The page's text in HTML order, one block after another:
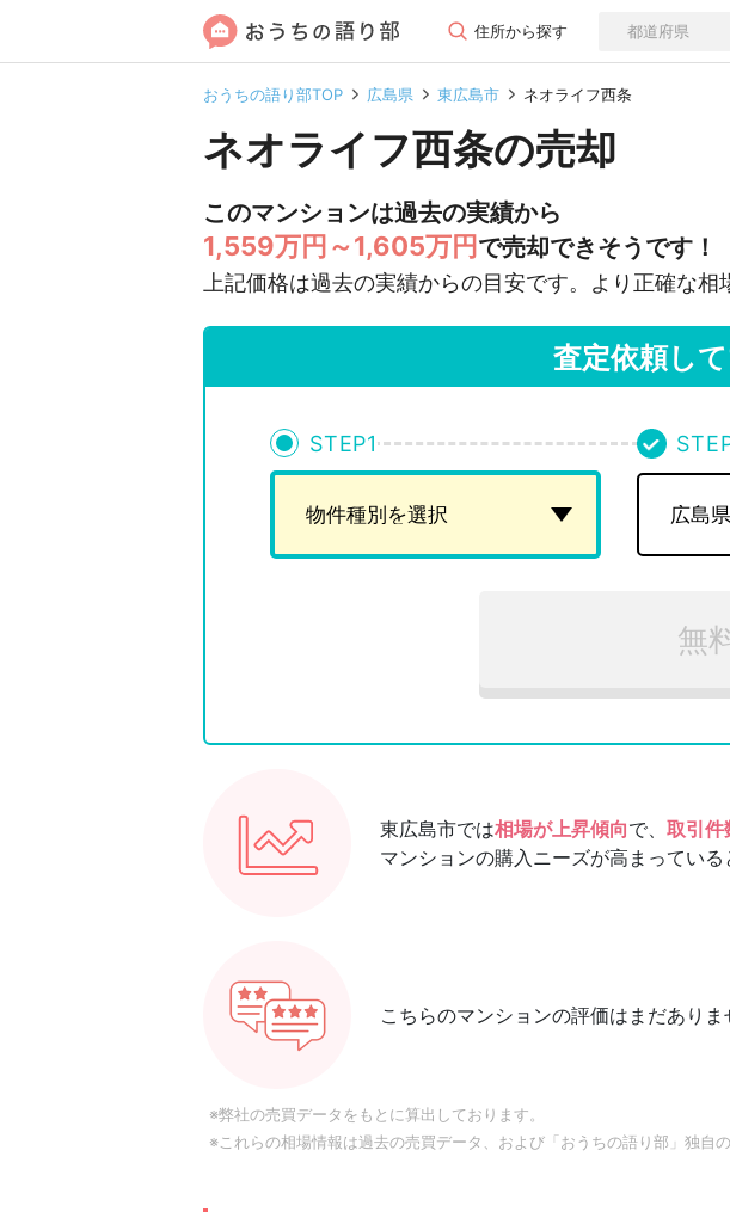
住所から探す
おうちの語り部TOP 広島県 東広島市 ネオライフ西条
ネオライフ西条の売却
このマンションは過去の実績から
1,559万円～1,605万円 で売却できそうです！
上記価格は過去の実績からの目安です。より正確な
査定依頼し
STEP1
無
東広島市では相場が上昇傾向で、 取引件
マンションの購入ニーズが高まっている
こちらのマンションの評価はまだありま
※弊社の売買データをもとに算出しております。
※これらの相場情報は過去の売買データ、および「おうちの語り部」独自